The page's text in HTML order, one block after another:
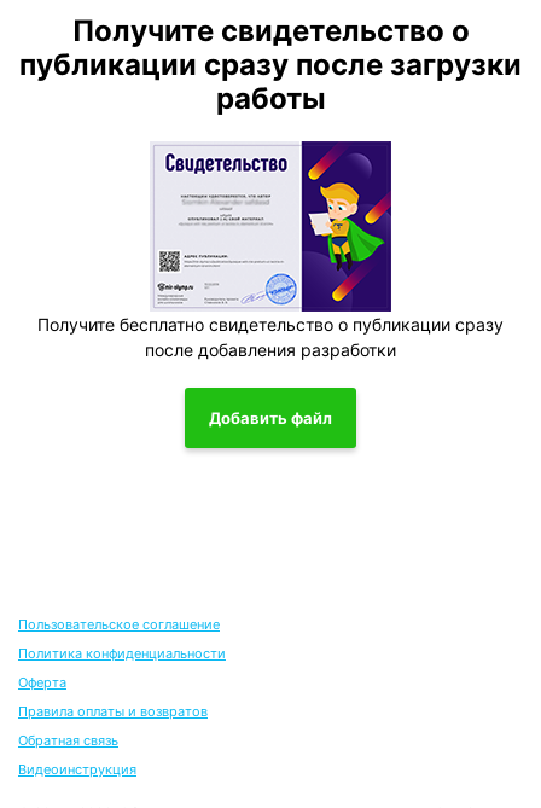
Получите свидетельство о
публикации сразу после загрузки
работы
Получите бесплатно свидетельство о публикации сразу
после добавления разработки
Добавить файл
Пользовательское соглашение
Политика конфиденциальности
Оферта
Правила оплаты и возвратов
Обратная связь
Видеоинструкция